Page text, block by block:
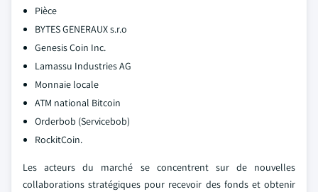
Pièce
BYTES GENERAUX s.r.o
Genesis Coin Inc.
Lamassu Industries AG
Monnaie locale
ATM national Bitcoin
Orderbob (Servicebob)
RockitCoin.
Les acteurs du marché se concentrent sur de nouvelles
collaborations stratégiques pour recevoir des fonds et obtenir